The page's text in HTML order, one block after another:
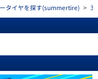
タイヤを探す(summertire) >